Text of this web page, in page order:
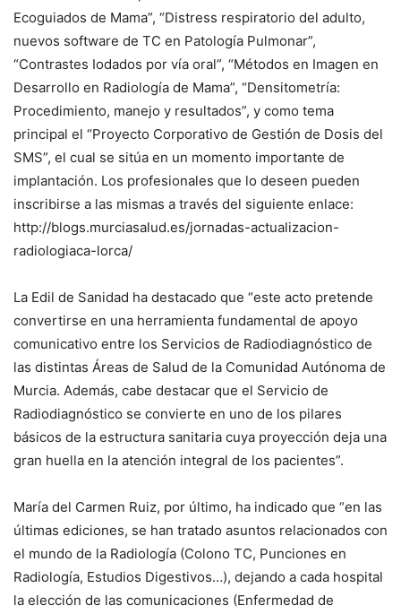
Ecoguiados de Mama”, “Distress respiratorio del adulto,
nuevos software de TC en Patología Pulmonar”,
“Contrastes Iodados por vía oral”, “Métodos en Imagen en
Desarrollo en Radiología de Mama”, “Densitometría:
Procedimiento, manejo y resultados”, y como tema
principal el “Proyecto Corporativo de Gestión de Dosis del
SMS”, el cual se sitúa en un momento importante de
implantación. Los profesionales que lo deseen pueden
inscribirse a las mismas a través del siguiente enlace:
http://blogs.murciasalud.es/jornadas-actualizacion-
radiologiaca-lorca/
La Edil de Sanidad ha destacado que “este acto pretende
convertirse en una herramienta fundamental de apoyo
comunicativo entre los Servicios de Radiodiagnóstico de
las distintas Áreas de Salud de la Comunidad Autónoma de
Murcia. Además, cabe destacar que el Servicio de
Radiodiagnóstico se convierte en uno de los pilares
básicos de la estructura sanitaria cuya proyección deja una
gran huella en la atención integral de los pacientes”.
María del Carmen Ruiz, por último, ha indicado que “en las
últimas ediciones, se han tratado asuntos relacionados con
el mundo de la Radiología (Colono TC, Punciones en
Radiología, Estudios Digestivos…), dejando a cada hospital
la elección de las comunicaciones (Enfermedad de